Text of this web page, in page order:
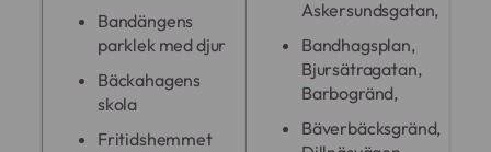
Bandängens
parklek med djur
Bäckahagens
skola
Fritidshemmet
Askersundsgatan,
Bandhagsplan,
Bjursätragatan,
Barbogränd,
Bäverbäcksgränd,